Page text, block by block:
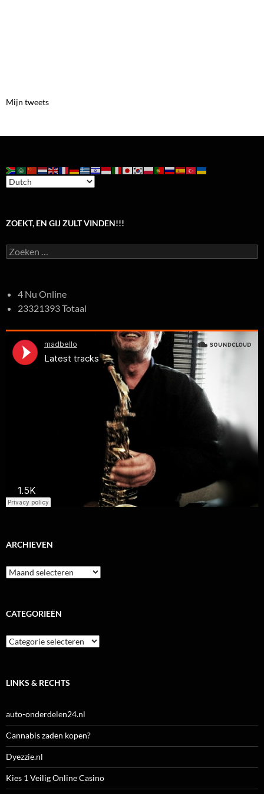
Mijn tweets
ZOEKT, EN GIJ ZULT VINDEN!!!
Zoeken
naar:
4 Nu Online
23321393 Totaal
ARCHIEVEN
Archieven
CATEGORIEËN
Categorieën
LINKS & RECHTS
auto-onderdelen24.nl
Cannabis zaden kopen?
Dyezzie.nl
Kies 1 Veilig Online Casino